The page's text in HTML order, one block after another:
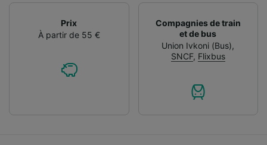
Prix
À partir de 55 €
Compagnies de train
et de bus
Union Ivkoni (Bus),
SNCF, Flixbus